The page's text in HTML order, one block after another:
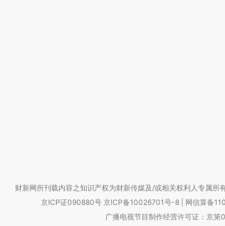
财新网所刊载内容之知识产权为财新传媒及/或相关权利人专属所
京ICP证090880号 京ICP备10026701号-8 网信算备
广播电视节目制作经营许可证：京第